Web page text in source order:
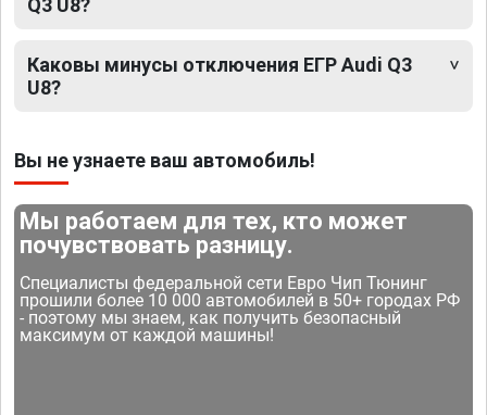
Q3 U8?
Каковы минусы отключения ЕГР Audi Q3
U8?
Вы не узнаете ваш автомобиль!
Мы работаем для тех, кто может
почувствовать разницу.
Специалисты федеральной сети Евро Чип Тюнинг
прошили более 10 000 автомобилей в 50+ городах РФ
- поэтому мы знаем, как получить безопасный
максимум от каждой машины!